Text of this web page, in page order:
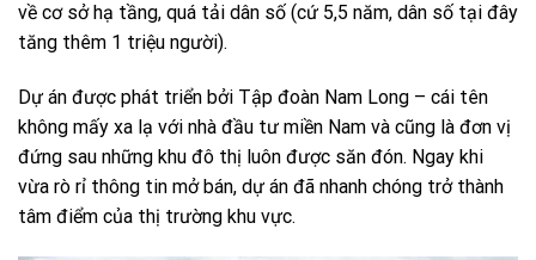
về cơ sở hạ tầng, quá tải dân số (cứ 5,5 năm, dân số tại đây
tăng thêm 1 triệu người).
Dự án được phát triển bởi Tập đoàn Nam Long – cái tên
không mấy xa lạ với nhà đầu tư miền Nam và cũng là đơn vị
đứng sau những khu đô thị luôn được săn đón. Ngay khi
vừa rò rỉ thông tin mở bán, dự án đã nhanh chóng trở thành
tâm điểm của thị trường khu vực.